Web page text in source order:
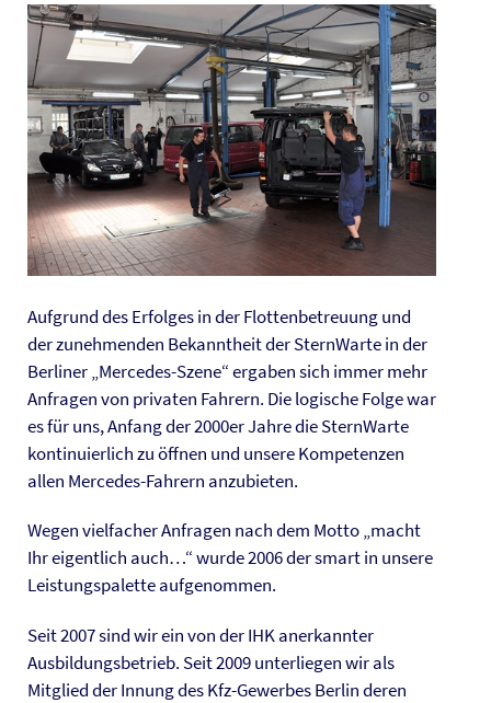
Aufgrund des Erfolges in der Flottenbetreuung und
der zunehmenden Bekanntheit der SternWarte in der
Berliner „Mercedes-Szene“ ergaben sich immer mehr
Anfragen von privaten Fahrern. Die logische Folge war
es für uns, Anfang der 2000er Jahre die SternWarte
kontinuierlich zu öffnen und unsere Kompetenzen
allen Mercedes-Fahrern anzubieten.
Wegen vielfacher Anfragen nach dem Motto „macht
Ihr eigentlich auch…“ wurde 2006 der smart in unsere
Leistungspalette aufgenommen.
Seit 2007 sind wir ein von der IHK anerkannter
Ausbildungsbetrieb. Seit 2009 unterliegen wir als
Mitglied der Innung des Kfz-Gewerbes Berlin deren